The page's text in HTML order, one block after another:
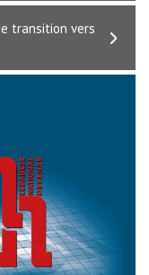
transition vers